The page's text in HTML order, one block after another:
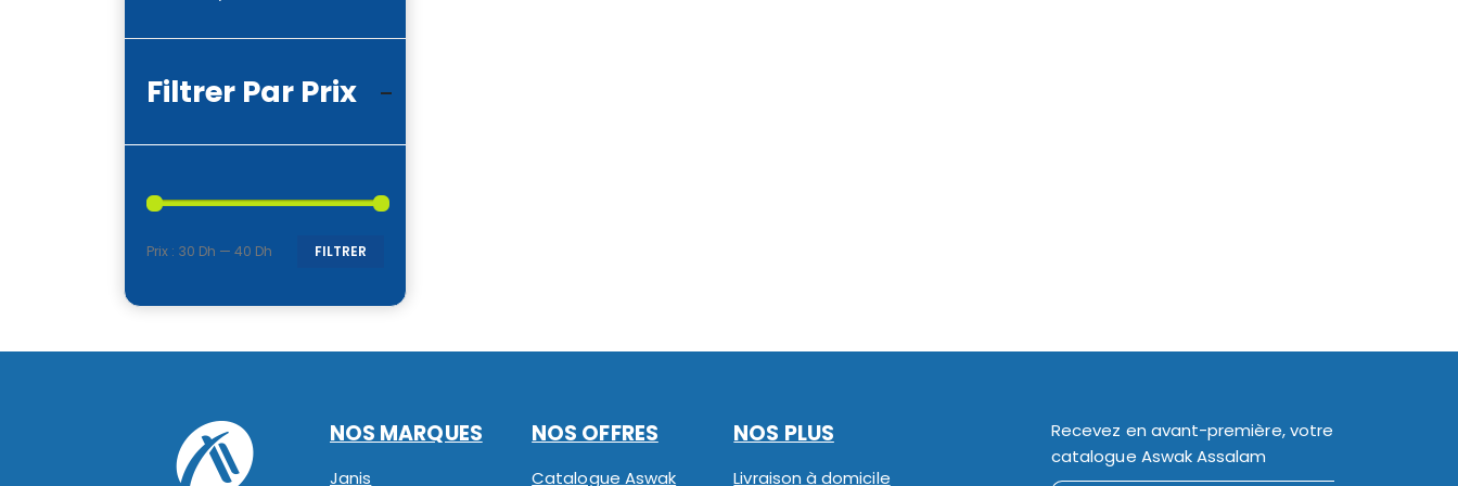
Filtrer Par Prix
FILTRER
Prix : 30 Dh — 40 Dh
NOS MARQUES
Janis
NOS OFFRES
Catalogue Aswak
NOS PLUS
Livraison à domicile
Recevez en avant-première, votre
catalogue Aswak Assalam